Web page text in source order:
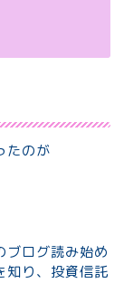
たのが
ブログ読み始め
知り、投資信託